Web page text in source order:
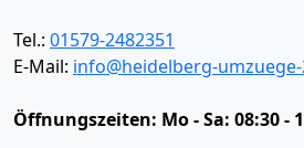
Tel.: 01579-2482351
E-Mail: info@heidelberg-
Öffnungszeiten: Mo - Sa: 08:30 -